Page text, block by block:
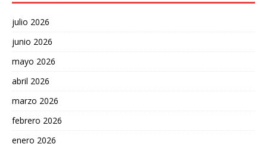
julio 2026
junio 2026
mayo 2026
abril 2026
marzo 2026
febrero 2026
enero 2026